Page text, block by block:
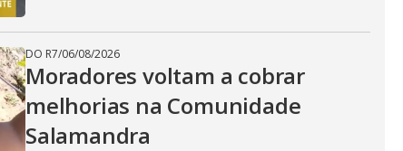
DO R7/06/08/2026
Moradores voltam a cobrar
melhorias na Comunidade
Salamandra